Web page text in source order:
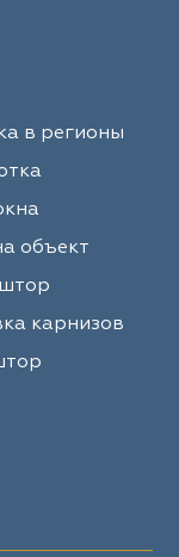
в регионы
объект
карнизов